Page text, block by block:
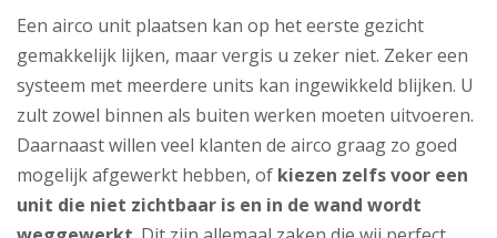
Een airco unit plaatsen kan op het eerste gezicht
gemakkelijk lijken, maar vergis u zeker niet. Zeker een
systeem met meerdere units kan ingewikkeld blijken. U
zult zowel binnen als buiten werken moeten uitvoeren.
Daarnaast willen veel klanten de airco graag zo goed
mogelijk afgewerkt hebben, of kiezen zelfs voor een
unit die niet zichtbaar is en in de wand wordt